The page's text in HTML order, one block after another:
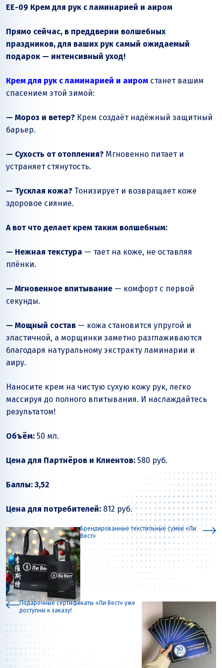
ЕЕ-09 Крем для рук с ламинарией и аиром
Прямо сейчас, в преддверии волшебных
праздников, для ваших рук самый ожидаемый
подарок — интенсивный уход!
Крем для рук с ламинарией и аиром станет вашим
спасением этой зимой:
— Мороз и ветер? Крем создаёт надёжный защитный
барьер.
— Сухость от отопления? Мгновенно питает и
устраняет стянутость.
— Тусклая кожа? Тонизирует и возвращает коже
здоровое сияние.
А вот что делает крем таким волшебным:
— Нежная текстура — тает на коже, не оставляя
плёнки.
— Мгновенное впитывание — комфорт с первой
секунды.
— Мощный состав — кожа становится упругой и
эластичной, а морщинки заметно разглаживаются
благодаря натуральному экстракту ламинарии и
аиру.
Наносите крем на чистую сухую кожу рук, легко
массируя до полного впитывания. И наслаждайтесь
результатом!
Объём: 50 мл.
Цена для Партнёров и Клиентов: 580 руб.
Баллы: 3,52
Цена для потребителей: 812 руб.
Подарочные сертификаты «Ли Вест» уже
доступны к заказу!
Брендированные текстильные сумки «Ли
Вест»